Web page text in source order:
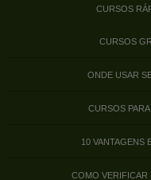
CURSOS
CURSOS
ONDE USAR
CURSOS
10 VANTAGENS
COMO VERIFICAR